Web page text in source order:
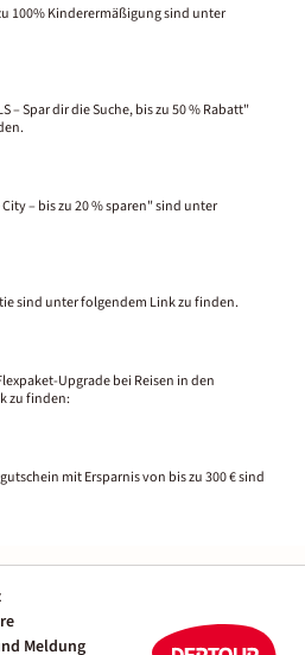
100% Kinderermäßigung sind unter
– Spar dir die Suche, bis zu 50 % Rabatt"
– bis zu 20 % sparen" sind unter
sind unter folgendem Link zu finden.
Upgrade bei Reisen in den
zu finden:
mit Ersparnis von bis zu 300 € sind
Meldung